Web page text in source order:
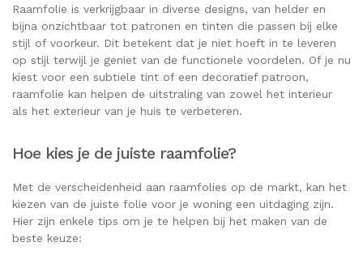
Raamfolie is verkrijgbaar in diverse designs, van helder en
bijna onzichtbaar tot patronen en tinten die passen bij elke
stijl of voorkeur. Dit betekent dat je niet hoeft in te leveren
op stijl terwijl je geniet van de functionele voordelen. Of je nu
kiest voor een subtiele tint of een decoratief patroon,
raamfolie kan helpen de uitstraling van zowel het interieur
als het exterieur van je huis te verbeteren.
Hoe kies je de juiste raamfolie?
Met de verscheidenheid aan raamfolies op de markt, kan het
kiezen van de juiste folie voor je woning een uitdaging zijn.
Hier zijn enkele tips om je te helpen bij het maken van de
beste keuze: